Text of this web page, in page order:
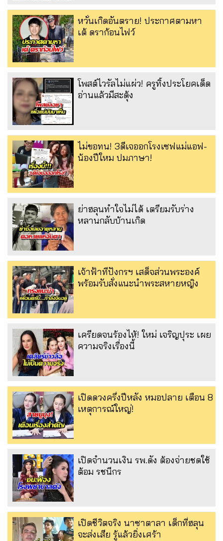
หวั่นเกิดอันตราย! ประกาศตามหา
เต้ ดราก้อนไฟว์
โพสต์ไวรัลไม่แผ่ว! ครูทิ้งประโยคเด็ด
อ่านแล้วมีสะดุ้ง
ไม่ขอทน! 3ดีเจออกโรงเซฟแม่แอฟ-
น้องปีใหม ปมภาษา!
ย่าฮลุนทำใจไม่ได้ เตรียมรับร่าง
หลานกลับบ้านเกิด
เจ้าฟ้าทีปังกรฯ เสด็จส่วนพระองค์
พร้อมรับสั่งแนะนำพระสหายหญิง
เครียดจนร้องไห้! ใหม่ เจริญปุระ เผย
ความจริงเรื่องนี้
เปิดดวงครึ่งปีหลัง หมอปลาย เตือน 8
เหตุการณ์ใหญ่!
เปิดจำนวนเงิน รพ.ดัง ต้องจ่ายชดใช้
ต้อม รชนีกร
เปิดชีวิตจริง นาซาตาลา เด็กที่ฮลุน
จะส่งเสีย รู้แล้วยิ่งเศร้า